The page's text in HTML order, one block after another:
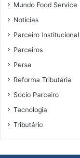
Mundo Food Service
Notícias
Parceiro Institucional
Parceiros
Perse
Reforma Tributária
Sócio Parceiro
Tecnologia
Tributário